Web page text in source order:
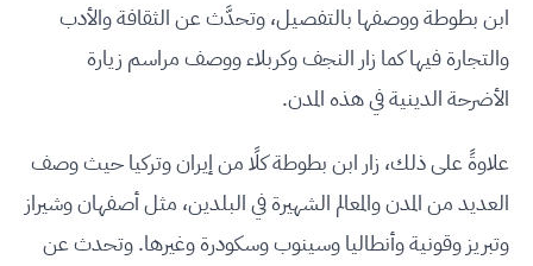
ابن بطوطة ووصفها بالتفصيل، وتحدَّث عن الثقافة والأدب
والتجارة فيها كما زار النجف وكربلاء ووصف مراسم زيارة
الأضرحة الدينية في هذه المدن.
علاوةً على ذلك، زار ابن بطوطة كلًا من إيران وتركيا حيث وصف
العديد من المدن والمعالم الشهيرة في البلدين، مثل أصفهان وشيراز
وتبريز وقونية وأنطاليا وسينوب وسكودرة وغيرها. وتحدث عن